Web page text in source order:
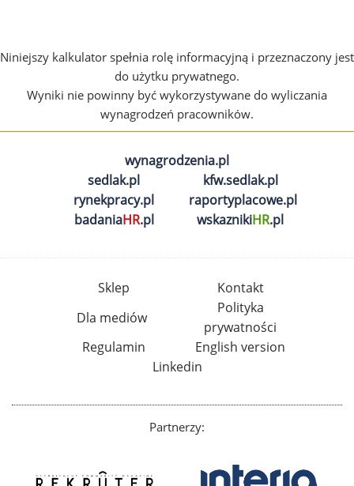
Niniejszy kalkulator spełnia rolę informacyjną i przeznaczony jest
do użytku prywatnego.
Wyniki nie powinny być wykorzystywane do wyliczania
wynagrodzeń pracowników.
wynagrodzenia.pl
sedlak.pl
kfw.sedlak.pl
rynekpracy.pl
raportyplacowe.pl
badaniaHR.pl wskaznikiHR.pl
Sklep
Kontakt
Dla mediów
Polityka
prywatności
Regulamin
English version
Linkedin
Partnerzy: